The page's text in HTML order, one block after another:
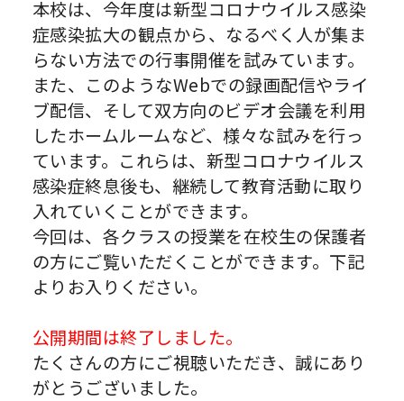
本校は、今年度は新型コロナウイルス感染
症感染拡大の観点から、なるべく人が集ま
らない方法での行事開催を試みています。
また、このようなWebでの録画配信やライ
ブ配信、そして双方向のビデオ会議を利用
したホームルームなど、様々な試みを行っ
ています。これらは、新型コロナウイルス
感染症終息後も、継続して教育活動に取り
入れていくことができます。
今回は、各クラスの授業を在校生の保護者
の方にご覧いただくことができます。下記
よりお入りください。
公開期間は終了しました。
たくさんの方にご視聴いただき、誠にあり
がとうございました。